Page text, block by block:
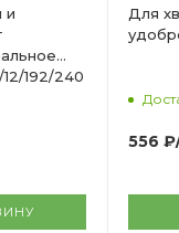
и
192/240
Для
556 ₽